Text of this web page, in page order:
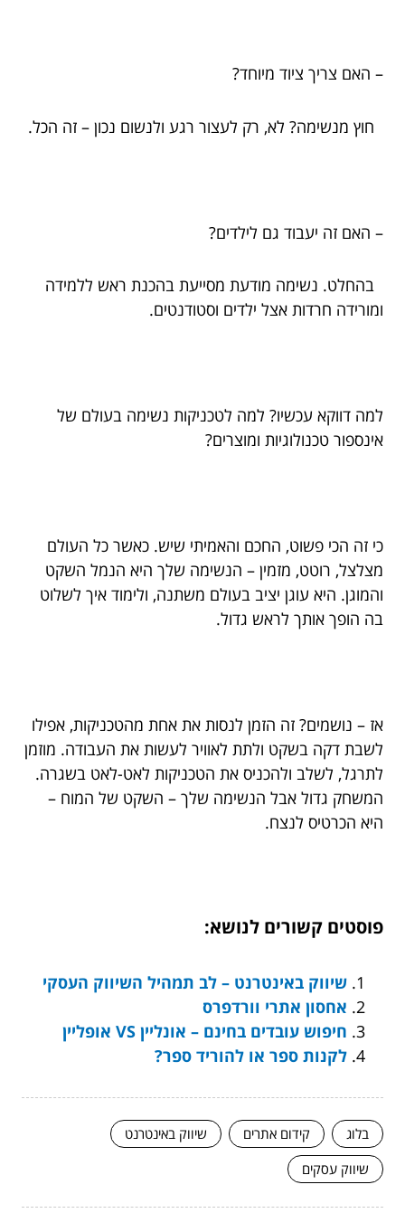
– האם צריך ציוד מיוחד?
חוץ מנשימה? לא, רק לעצור רגע ולנשום נכון – זה הכל.
– האם זה יעבוד גם לילדים?
בהחלט. נשימה מודעת מסייעת בהכנת ראש ללמידה
ומורידה חרדות אצל ילדים וסטודנטים.
למה דווקא עכשיו? למה לטכניקות נשימה בעולם של
אינספור טכנולוגיות ומוצרים?
כי זה הכי פשוט, החכם והאמיתי שיש. כאשר כל העולם
מצלצל, רוטט, מזמין – הנשימה שלך היא הנמל השקט
והמוגן. היא עוגן יציב בעולם משתנה, ולימוד איך לשלוט
בה הופך אותך לראש גדול.
אז – נושמים? זה הזמן לנסות את אחת מהטכניקות, אפילו
לשבת דקה בשקט ולתת לאוויר לעשות את העבודה. מוזמן
לתרגל, לשלב ולהכניס את הטכניקות לאט-לאט בשגרה.
המשחק גדול אבל הנשימה שלך – השקט של המוח –
היא הכרטיס לנצח.
פוסטים קשורים לנושא:
שיווק באינטרנט – לב תמהיל השיווק העסקי
אחסון אתרי וורדפרס
חיפוש עובדים בחינם – אונליין VS אופליין
לקנות ספר או להוריד ספר?
בלוג קידום אתרים
שיווק באינטרנט
שיווק עסקים